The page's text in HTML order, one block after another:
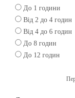
До 1 години
Від 2 до 4 годин
Від 4 до 6 годин
До 8 годин
До 12 годин